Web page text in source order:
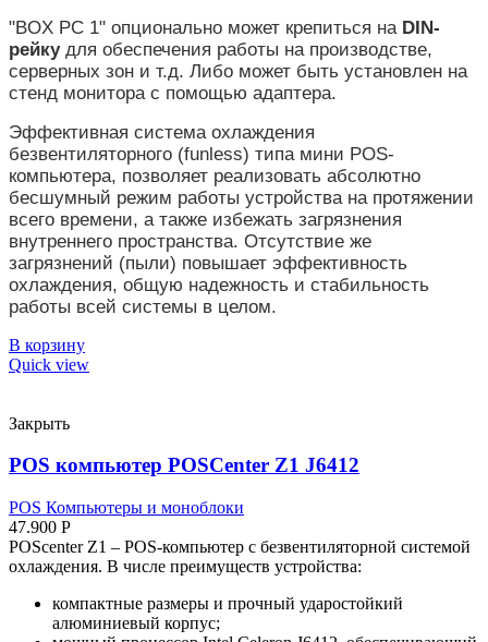
"BOX PC 1" опционально может крепиться на DIN-
рейкудля обеспечения работы на производстве,
серверных зон и т.д. Либо может быть установлен на
стенд монитора с помощью адаптера.
Эффективная система охлаждения
безвентиляторного (funless) типа мини POS-
компьютера, позволяет реализовать абсолютно
бесшумный режим работы устройства на протяжении
всего времени, а также избежать загрязнения
внутреннего пространства. Отсутствие же
загрязнений (пыли) повышает эффективность
охлаждения, общую надежность и стабильность
работы всей системы в целом.
В корзину
Quick view
Закрыть
POS компьютер POSCenter Z1 J6412
POS Компьютеры и моноблоки
47.900 Р
POScenter Z1 – POS-компьютер с безвентиляторной системой
охлаждения. В числе преимуществ устройства:
компактные размеры и прочный ударостойкий
алюминиевый корпус;